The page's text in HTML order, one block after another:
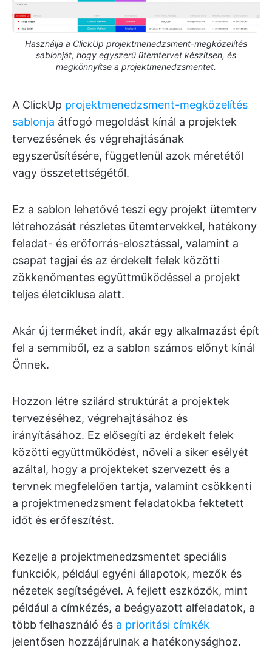
Használja a ClickUp projektmenedzsment-megközelítés
sablonját, hogy egyszerű ütemtervet készítsen, és
megkönnyítse a projektmenedzsmentet.
A ClickUp projektmenedzsment-megközelítés
sablonja átfogó megoldást kínál a projektek
tervezésének és végrehajtásának
egyszerűsítésére, függetlenül azok méretétől
vagy összetettségétől.
Ez a sablon lehetővé teszi egy projekt ütemterv
létrehozását részletes ütemtervekkel, hatékony
feladat- és erőforrás-elosztással, valamint a
csapat tagjai és az érdekelt felek közötti
zökkenőmentes együttműködéssel a projekt
teljes életciklusa alatt.
Akár új terméket indít, akár egy alkalmazást épít
fel a semmiből, ez a sablon számos előnyt kínál
Önnek.
Hozzon létre szilárd struktúrát a projektek
tervezéséhez, végrehajtásához és
irányításához. Ez elősegíti az érdekelt felek
közötti együttműködést, növeli a siker esélyét
azáltal, hogy a projekteket szervezett és a
tervnek megfelelően tartja, valamint csökkenti
a projektmenedzsment feladatokba fektetett
időt és erőfeszítést.
Kezelje a projektmenedzsmentet speciális
funkciók, például egyéni állapotok, mezők és
nézetek segítségével. A fejlett eszközök, mint
például a címkézés, a beágyazott alfeladatok, a
több felhasználó és a prioritási címkék
jelentősen hozzájárulnak a hatékonysághoz.